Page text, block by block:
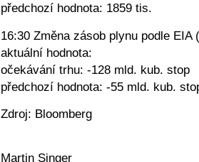
předchozí hodnota: 1859 tis.
16:30 Změna zásob plynu podle EIA
aktuální hodnota:
očekávání trhu: -128 mld. kub. stop
předchozí hodnota: -55 mld. kub.
Zdroj: Bloomberg
Martin Singer